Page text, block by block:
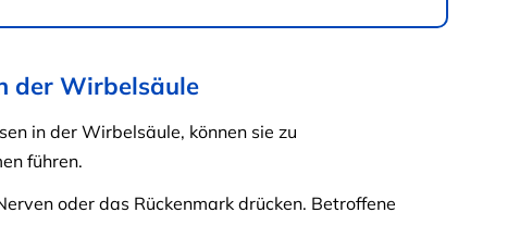
der Wirbelsäule
in der Wirbelsäule, können sie zu
führen.
oder das Rückenmark drücken. Betroffene